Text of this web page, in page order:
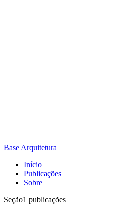
Base Arquitetura
Início
Publicações
Sobre
Seção1 publicações